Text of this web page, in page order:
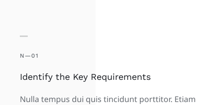
N—01
Identify the Key Requirements
Nulla tempus dui quis tincidunt porttitor. Etiam